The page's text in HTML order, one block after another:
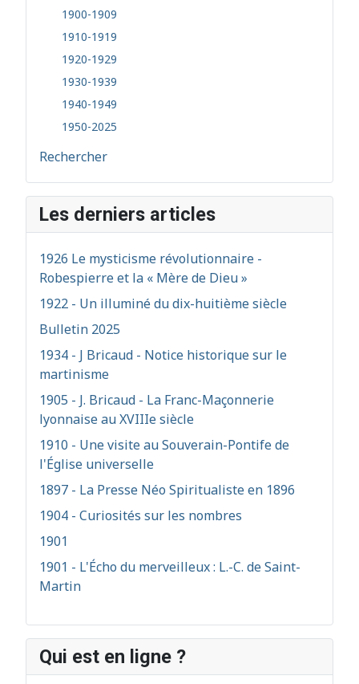
1900-1909
1910-1919
1920-1929
1930-1939
1940-1949
1950-2025
Rechercher
Les derniers articles
1926 Le mysticisme révolutionnaire -
Robespierre et la « Mère de Dieu »
1922 - Un illuminé du dix-huitième siècle
Bulletin 2025
1934 - J Bricaud - Notice historique sur le
martinisme
1905 - J. Bricaud - La Franc-Maçonnerie
lyonnaise au XVIIIe siècle
1910 - Une visite au Souverain-Pontife de
l'Église universelle
1897 - La Presse Néo Spiritualiste en 1896
1904 - Curiosités sur les nombres
1901
1901 - L'Écho du merveilleux : L.-C. de Saint-
Martin
Qui est en ligne ?